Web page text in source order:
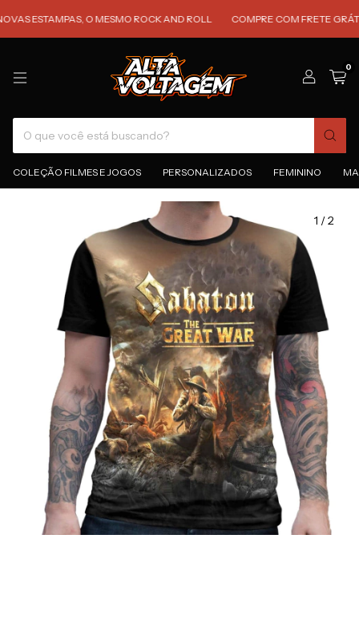
ESTAMPAS, O MESMO ROCK AND ROLL COMPRE COM FRETE GRÁTIS
0
COLEÇÃO FILMES E JOGOS PERSONALIZADOS FEMININO
1 /2